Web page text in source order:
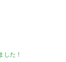
した！